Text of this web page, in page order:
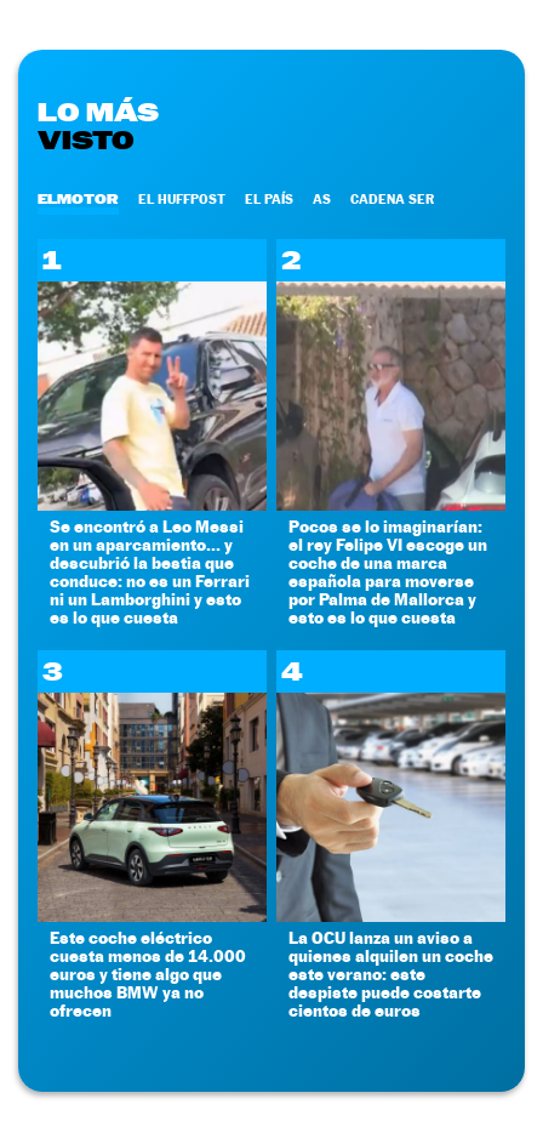
LO MÁS
VISTO
ELMOTOR EL HUFFPOST EL PAÍS AS CADENA SER
1
Se encontró a Leo Messi
en un aparcamiento... y
descubrió la bestia que
conduce: no es un Ferrari
ni un Lamborghini y esto
es lo que cuesta
2
Pocos se lo imaginarían:
el rey Felipe VI escoge un
coche de una marca
española para moverse
por Palma de Mallorca y
esto es lo que cuesta
3
Este coche eléctrico
cuesta menos de 14.000
euros y tiene algo que
muchos BMW ya no
ofrecen
4
La OCU lanza un aviso a
quienes alquilen un coche
este verano: este
despiste puede costarte
cientos de euros